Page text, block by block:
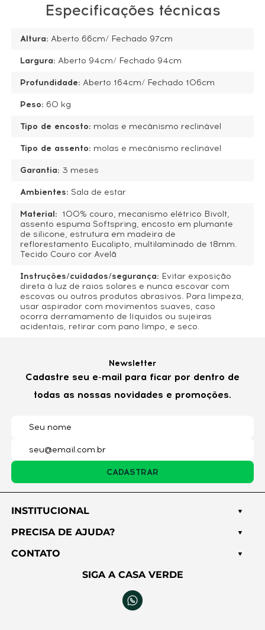
Especificações técnicas
Altura: Aberto 66cm/ Fechado 97cm
Largura: Aberto 94cm/ Fechado 94cm
Profundidade: Aberto 164cm/ Fechado 106cm
Peso: 60 kg
Tipo de encosto: molas e mecânismo reclinável
Tipo de assento: molas e mecânismo reclinável
Garantia: 3 meses
Ambientes: Sala de estar
Material: 100% couro, mecanismo elétrico Bivolt,
assento espuma Softspring, encosto em plumante
de silicone, estrutura em madeira de
reflorestamento Eucalipto, multilaminado de 18mm.
Tecido Couro cor Avelã
Instruções/cuidados/segurança: Evitar exposição
direta à luz de raios solares e nunca escovar com
escovas ou outros produtos abrasivos. Para limpeza,
usar aspirador com movimentos suaves, caso
ocorra derramamento de líquidos ou sujeiras
acidentais, retirar com pano limpo, e seco.
Cidade*
Estado*
Título*
Newsletter
Cadastre seu e-mail para ficar por dentro de
todas as nossas novidades e promoções.
CADASTRAR
INSTITUCIONAL
PRECISA DE AJUDA?
CONTATO
SIGA A CASA VERDE